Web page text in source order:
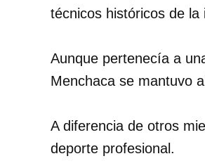
técnicos históricos de la
Aunque pertenecía a
Menchaca se mantuvo
A diferencia de otros
deporte profesional.